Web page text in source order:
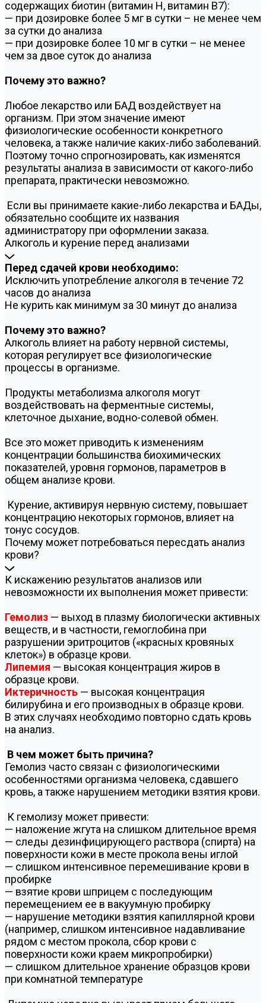
содержащих биотин (витамин Н, витамин В7):
— при дозировке более 5 мг в сутки – не менее чем
за сутки до анализа
— при дозировке более 10 мг в сутки – не менее
чем за двое суток до анализа
Почему это важно?
Любое лекарство или БАД воздействует на
организм. При этом значение имеют
физиологические особенности конкретного
человека, а также наличие каких-либо заболеваний.
Поэтому точно спрогнозировать, как изменятся
результаты анализа в зависимости от какого-либо
препарата, практически невозможно.
Если вы принимаете какие-либо лекарства и БАДы,
обязательно сообщите их названия
администратору при оформлении заказа.
Алкоголь и курение перед анализами
Перед сдачей крови необходимо:
Исключить употребление алкоголя в течение 72
часов до анализа
Не курить как минимум за 30 минут до анализа
Почему это важно?
Алкоголь влияет на работу нервной системы,
которая регулирует все физиологические
процессы в организме.
Продукты метаболизма алкоголя могут
воздействовать на ферментные системы,
клеточное дыхание, водно-солевой обмен.
Все это может приводить к изменениям
концентрации большинства биохимических
показателей, уровня гормонов, параметров в
общем анализе крови.
Курение, активируя нервную систему, повышает
концентрацию некоторых гормонов, влияет на
тонус сосудов.
Почему может потребоваться пересдать анализ
крови?
К искажению результатов анализов или
невозможности их выполнения может привести:
Гемолиз — выход в плазму биологически активных
веществ, и в частности, гемоглобина при
разрушении эритроцитов («красных кровяных
клеток») в образце крови.
Липемия — высокая концентрация жиров в
образце крови.
Иктеричность — высокая концентрация
билирубина и его производных в образце крови.
В этих случаях необходимо повторно сдать кровь
на анализ.
В чем может быть причина?
Гемолиз часто связан с физиологическими
особенностями организма человека, сдавшего
кровь, а также нарушением методики взятия крови.
К гемолизу может привести:
— наложение жгута на слишком длительное время
— следы дезинфицирующего раствора (спирта) на
поверхности кожи в месте прокола вены иглой
— слишком интенсивное перемешивание крови в
пробирке
— взятие крови шприцем с последующим
перемещением ее в вакуумную пробирку
— нарушение методики взятия капиллярной крови
(например, слишком интенсивное надавливание
рядом с местом прокола, сбор крови с
поверхности кожи краем микропробирки)
— слишком длительное хранение образцов крови
при комнатной температуре